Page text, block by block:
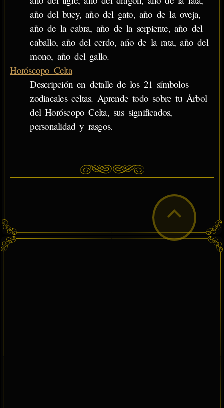
año del buey, año del gato, año de la oveja,
año de la cabra, año de la serpiente, año del
caballo, año del cerdo, año de la rata, año del
mono, año del gallo.
Horóscopo Celta
Descripción en detalle de los 21 símbolos
zodiacales celtas. Aprende todo sobre tu Árbol
del Horóscopo Celta, sus significados,
personalidad y rasgos.